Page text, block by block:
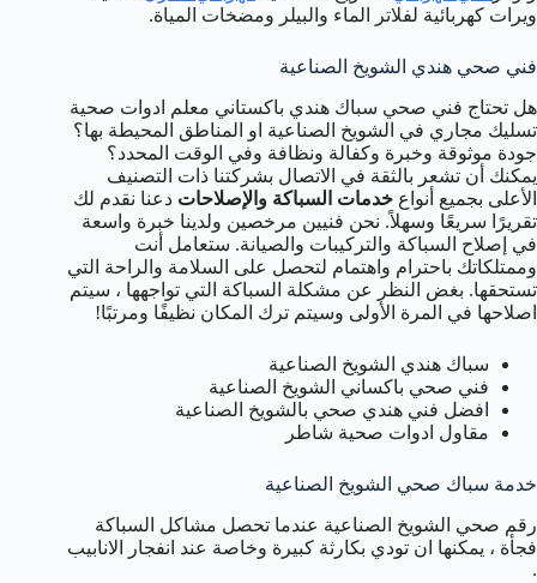
ويرات كهربائية لفلاتر الماء والبيلر ومضخات المياة.
فني صحي هندي الشويخ الصناعية
هل تحتاج فني صحي سباك هندي باكستاني معلم ادوات صحية
تسليك مجاري في الشويخ الصناعية او المناطق المحيطة بها؟
جودة موثوقة وخبرة وكفالة ونظافة وفي الوقت المحدد؟
يمكنك أن تشعر بالثقة في الاتصال بشركتنا ذات التصنيف
الأعلى بجميع أنواع خدمات السباكة والإصلاحات دعنا نقدم لك
تقريرًا سريعًا وسهلاً. نحن فنيين مرخصين ولدينا خبرة واسعة
في إصلاح السباكة والتركيبات والصيانة. ستعامل أنت
وممتلكاتك باحترام واهتمام لتحصل على السلامة والراحة التي
تستحقها. بغض النظر عن مشكلة السباكة التي تواجهها ، سيتم
اصلاحها في المرة الأولى وسيتم ترك المكان نظيفًا ومرتبًا!
سباك هندي الشويخ الصناعية
فني صحي باكساني الشويخ الصناعية
افضل فني هندي صحي بالشويخ الصناعية
مقاول ادوات صحية شاطر
خدمة سباك صحي الشويخ الصناعية
رقم صحي الشويخ الصناعية عندما تحصل مشاكل السباكة
فجأة ، يمكنها ان تودي بكارثة كبيرة وخاصة عند انفجار الانابيب
.